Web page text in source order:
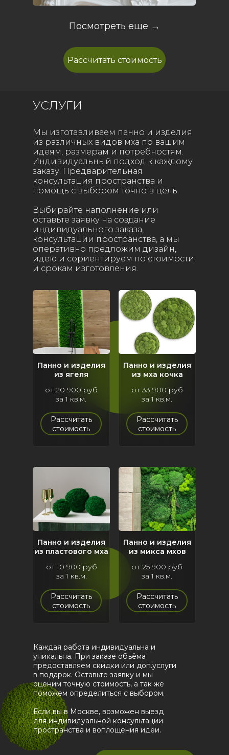
Посмотреть еще →
Рассчитать стоимость
УСЛУГИ
Панно и изделия
из ягеля
Панно и изделия
из мха кочка
Панно и изделия
из пластового мха
Панно и изделия
из микса мхов
от 20 900 руб
за 1 кв.м.
от 33 900 руб
за 1 кв.м.
от 10 900 руб
за 1 кв.м.
от 25 900 руб
за 1 кв.м.
Рассчитать
стоимость
Рассчитать
стоимость
Рассчитать
стоимость
Рассчитать
стоимость
Мы изготавливаем панно и изделия
из различных видов мха по вашим
идеям, размерам и потребностям.
Индивидуальный подход к каждому
заказу. Предварительная
консультация пространства и
помощь с выбором точно в цель.
Выбирайте наполнение или
оставьте заявку на создание
индивидуального заказа,
консультации пространства, а мы
оперативно предложим дизайн,
идею и сориентируем по стоимости
и срокам изготовления.
Каждая работа индивидуальна и
уникальна. При заказе объёма
предоставляем скидки или доп.услуги
в подарок. Оставьте заявку и мы
оценим точную стоимость, а так же
поможем определиться с выбором.
Если вы в Москве, возможен выезд
для индивидуальной консультации
пространства и воплощения идеи.